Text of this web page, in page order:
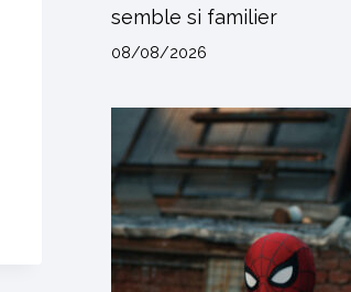
semble si familier
08/08/2026